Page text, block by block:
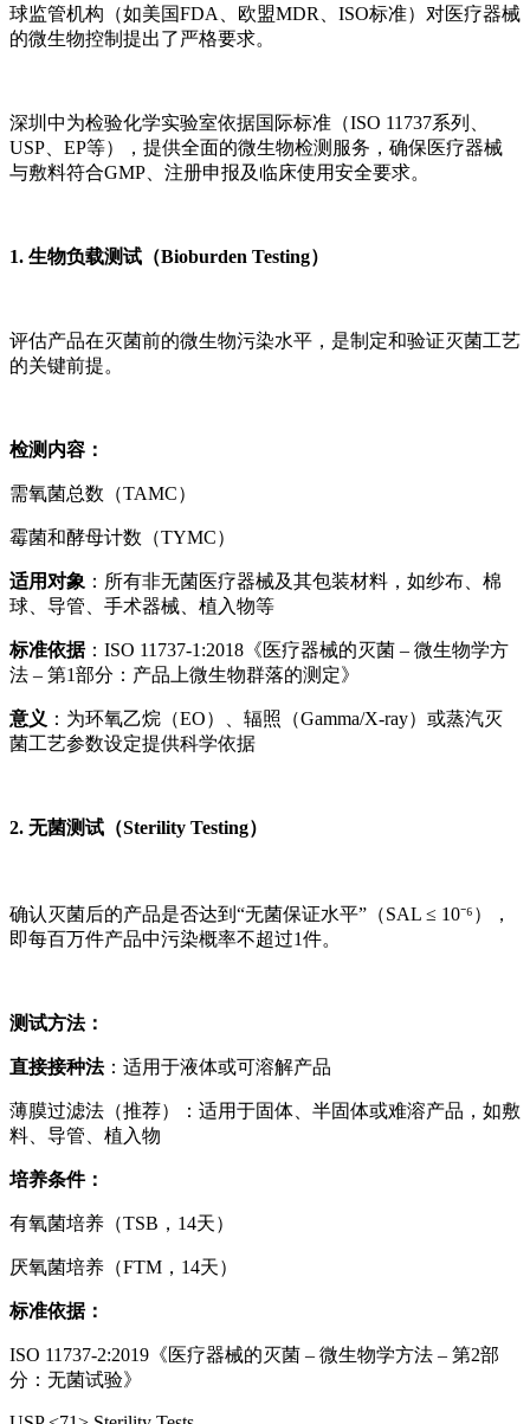
球监管机构（如美国FDA、欧盟MDR、ISO标准）对医疗器械
的微生物控制提出了严格要求。
深圳中为检验化学实验室依据国际标准（ISO 11737系列、
USP、EP等），提供全面的微生物检测服务，确保医疗器械
与敷料符合GMP、注册申报及临床使用安全要求。
1. 生物负载测试（Bioburden Testing）
评估产品在灭菌前的微生物污染水平，是制定和验证灭菌工艺
的关键前提。
检测内容：
需氧菌总数（TAMC）
霉菌和酵母计数（TYMC）
适用对象 ：所有非无菌医疗器械及其包装材料，如纱布、棉
球、导管、手术器械、植入物等
标准依据：ISO 11737-1:2018《医疗器械的灭菌 – 微生物学方
法 – 第1部分：产品上微生物群落的测定》
意义 ：为环氧乙烷（EO）、辐照（Gamma/X-ray）或蒸汽灭
菌工艺参数设定提供科学依据
2. 无菌测试（Sterility Testing）
确认灭菌后的产品是否达到“无菌保证水平”（SAL ≤ 10⁻⁶），
即每百万件产品中污染概率不超过1件。
测试方法：
直接接种法：适用于液体或可溶解产品
薄膜过滤法（推荐）：适用于固体、半固体或难溶产品，如敷
料、导管、植入物
培养条件：
有氧菌培养（TSB，14天）
厌氧菌培养（FTM，14天）
标准依据：
ISO 11737-2:2019《医疗器械的灭菌 – 微生物学方法 – 第2部
分：无菌试验》